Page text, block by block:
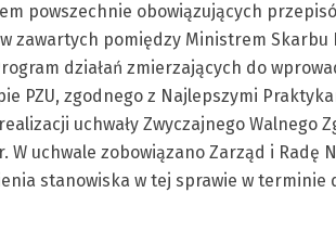
powszechnie obowiązujących
zawartych pomiędzy Ministrem
działań zmierzających do
PZU, zgodnego z Najlepszymi
uchwały Zwyczajnego Walnego
W uchwale zobowiązano Zarząd i Radę
stanowiska w tej sprawie w terminie